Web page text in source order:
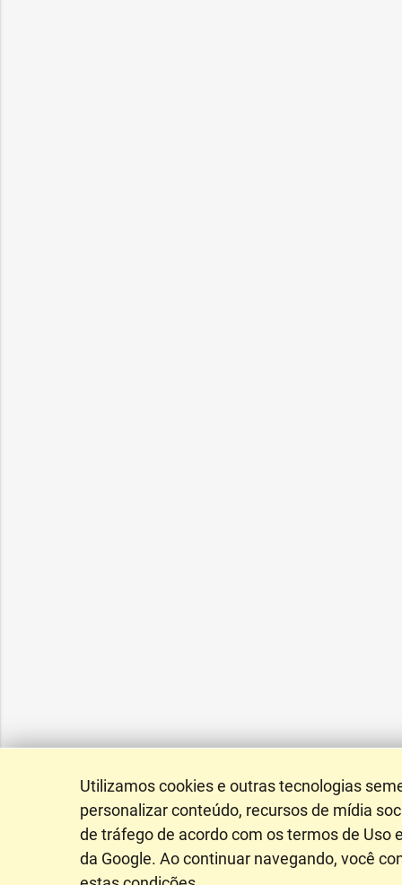
Utilizamos cookies e outras tecnologias
personalizar conteúdo, recursos de mídia
de tráfego de acordo com os termos de Uso
da Google. Ao continuar navegando, você